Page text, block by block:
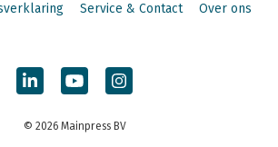
Service & Contact Over ons
© 2026 Mainpress BV